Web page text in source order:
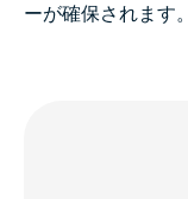
ーが確保されます。